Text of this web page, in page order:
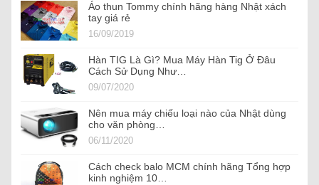
Áo thun Tommy chính hãng hàng Nhật xách
tay giá rẻ
16/09/2019
Hàn TIG Là Gì? Mua Máy Hàn Tig Ở Đâu
Cách Sử Dụng Như…
09/07/2020
Nên mua máy chiếu loại nào của Nhật dùng
cho văn phòng…
06/11/2020
Cách check balo MCM chính hãng Tổng hợp
kinh nghiệm 10…